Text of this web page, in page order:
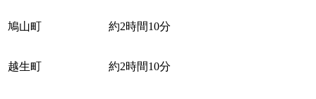
鳩山町 約2時間10分
越生町 約2時間10分